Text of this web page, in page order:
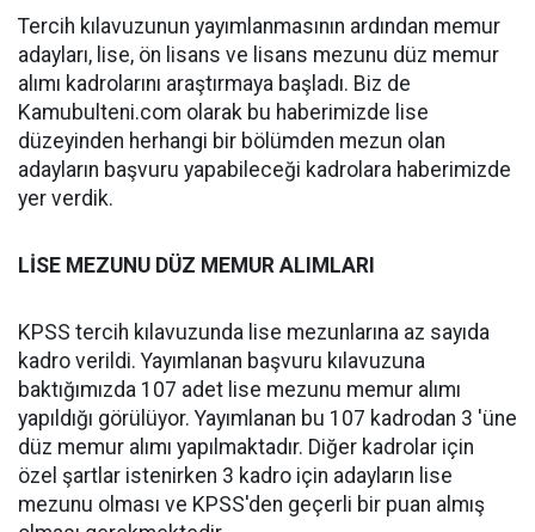
Tercih kılavuzunun yayımlanmasının ardından memur
adayları, lise, ön lisans ve lisans mezunu düz memur
alımı kadrolarını araştırmaya başladı. Biz de
Kamubulteni.com olarak bu haberimizde lise
düzeyinden herhangi bir bölümden mezun olan
adayların başvuru yapabileceği kadrolara haberimizde
yer verdik.
LİSE MEZUNU DÜZ MEMUR ALIMLARI
KPSS tercih kılavuzunda lise mezunlarına az sayıda
kadro verildi. Yayımlanan başvuru kılavuzuna
baktığımızda 107 adet lise mezunu memur alımı
yapıldığı görülüyor. Yayımlanan bu 107 kadrodan 3 'üne
düz memur alımı yapılmaktadır. Diğer kadrolar için
özel şartlar istenirken 3 kadro için adayların lise
mezunu olması ve KPSS'den geçerli bir puan almış